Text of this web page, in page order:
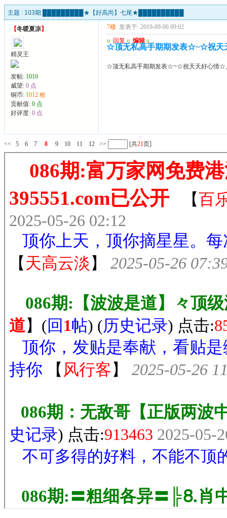
主题 : 103期:█████████★【好高尚】七尾★██████████
【冬暖夏凉】
精灵王
发帖: 1010
威望: 0 点
铜币: 1012 枚
贡献值: 0 点
好评度: 0 点
7楼 发表于: 2019-09-06 09:02
u 回复 u 编辑 u
☆顶无私高手期期发表☆~☆祝
☆顶无私高手期期发表☆~☆祝天天好心情
<< 5 6 7 8 9 10 11 12 >> [共21页]